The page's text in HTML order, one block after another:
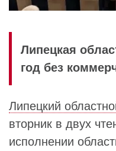
Липецкая
год без
Липецкий
вторник в двух
исполнении